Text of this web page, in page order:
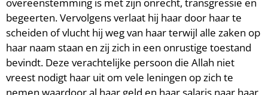
begeerten. Vervolgens verlaat hij haar door haar te
scheiden of vlucht hij weg van haar terwijl alle zaken op
haar naam staan en zij zich in een onrustige toestand
bevindt. Deze verachtelijke persoon die Allah niet
vreest nodigt haar uit om vele leningen op zich te
nemen waardoor al haar geld en haar salaris naar haar